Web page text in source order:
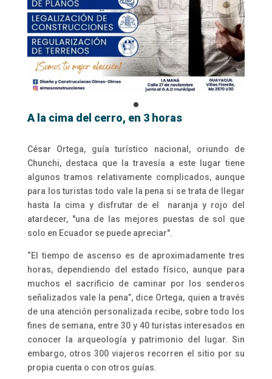
A la cima del cerro, en 3 horas
César Ortega, guía turístico nacional, oriundo de
Chunchi, destaca que la travesía a este lugar tiene
algunos tramos relativamente complicados, aunque
para los turistas todo vale la pena si se trata de llegar
hasta la cima y disfrutar de el naranja y rojo del
atardecer, "una de las mejores puestas de sol que
solo en Ecuador se puede apreciar".
“El tiempo de ascenso es de aproximadamente tres
horas, dependiendo del estado físico, aunque para
muchos el sacrificio de caminar por los senderos
señalizados vale la pena”, dice Ortega, quien a través
de una atención personalizada recibe, sobre todo los
fines de semana, entre 30 y 40 turistas interesados en
conocer la arqueología y patrimonio del lugar. Sin
embargo, otros 300 viajeros recorren el sitio por su
propia cuenta o con otros guías.